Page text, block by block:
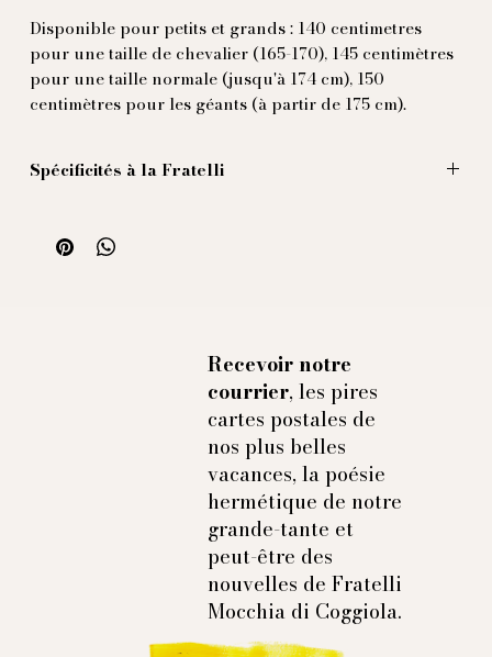
Disponible pour petits et grands : 140 centimetres
pour une taille de chevalier (165-170), 145 centimètres
pour une taille normale (jusqu'à 174 cm), 150
centimètres pour les géants (à partir de 175 cm).
Spécificités à la Fratelli
le fabriquer artisanalement en Italie, sans doublure,
avec des bords roulés à la main et une âme très légère,
Recevoir notre
courrier, les pires
cartes postales de
nos plus belles
vacances, la poésie
hermétique de notre
grande-tante et
peut-être des
nouvelles de Fratelli
Mocchia di Coggiola.